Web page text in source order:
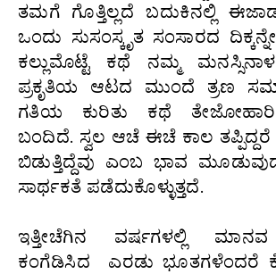
ತಮಗೆ ಗೊತ್ತಿಲ್ಲದೆ ಬದುಕಿನಲ್ಲಿ
ಒಂದು ಸುಸಂಸ್ಕೃತ ಸಂಸಾರದ
ಕಲ್ಲುಮೊಟ್ಟೆ ಕಥೆ ನಮ್ಮ
ಪ್ರಕೃತಿಯ ಆಟದ ಮುಂದೆ ತ್ರಣ
ಗತಿಯ ಕುರಿತು ಕಥೆ
ಬಂದಿದೆ. ಸ್ವಲ ಆಚೆ ಈಚೆ ಕಾಲ
ಬಿಡುತ್ತಿದ್ದೆವು ಎಂಬ ಭಾವ
ಸಾರ್ಥಕತೆ ಪಡೆದುಕೊಳ್ಳುತ್ತದೆ.
ಇತ್ತೀಚೆಗಿನ ವರ್ಷಗಳಲ್ಲಿ ಮಾನವ
ಕಂಗೆಡಿಸಿದ ಎರಡು ಭೂತಗಳೆಂದರೆ